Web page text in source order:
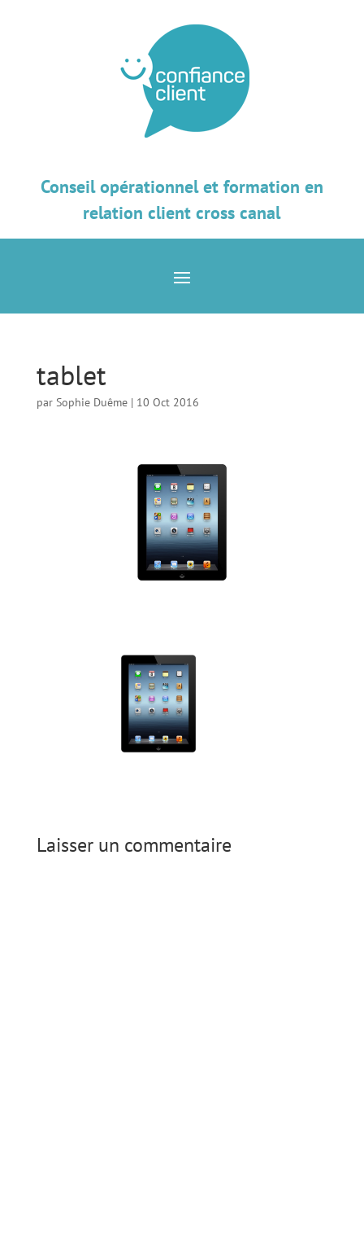
Conseil opérationnel et formation en
relation client cross canal
tablet
par Sophie Duême| 10 Oct 2016
Laisser un commentaire